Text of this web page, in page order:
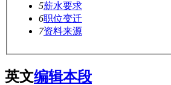
5薪水要求
6职位变迁
7资料来源
英文编辑本段